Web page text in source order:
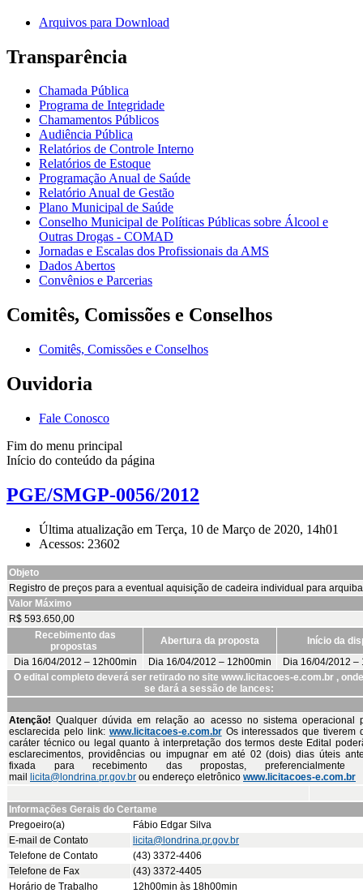
Arquivos para Download
Transparência
Chamada Pública
Programa de Integridade
Chamamentos Públicos
Audiência Pública
Relatórios de Controle Interno
Relatórios de Estoque
Programação Anual de Saúde
Relatório Anual de Gestão
Plano Municipal de Saúde
Conselho Municipal de Políticas Públicas sobre Álcool e
Outras Drogas - COMAD
Jornadas e Escalas dos Profissionais da AMS
Dados Abertos
Convênios e Parcerias
Comitês, Comissões e Conselhos
Comitês, Comissões e Conselhos
Ouvidoria
Fale Conosco
Fim do menu principal
Início do conteúdo da página
PGE/SMGP-0056/2012
Última atualização em Terça, 10 de Março de 2020, 14h01
Acessos: 23602
Objeto
Registro de preços para a eventual aquisição de cadeira individual para
Valor Máximo
R$ 593.650,00
Recebimento das
propostas
Abertura da proposta
Início da
Dia 16/04/2012 – 12h00min
Dia 16/04/2012 – 12h00min
Dia 16/04/2012 –
O edital completo deverá ser retirado no site www.licitacoes-e.com.br ,
se dará a sessão de lances:
Atenção! Qualquer dúvida em relação ao acesso no sistema operacional
esclarecida pelo link: www.licitacoes-e.com.brOs interessados que tiverem
caráter técnico ou legal quanto à interpretação dos termos deste Edital
esclarecimentos, providências ou impugnar em até 02 (dois) dias úteis
fixada para recebimento das propostas,
mail
licita@londrina.pr.gov.br ou endereço eletrônico www.licitacoes-e.com.br
Informações Gerais do Certame
Pregoeiro(a)
Fábio Edgar Silva
E-mail de Contato
licita@londrina.pr.gov.br
Telefone de Contato
(43) 3372-4406
Telefone de Fax
(43) 3372-4405
Horário de Trabalho
12h00min às 18h00min